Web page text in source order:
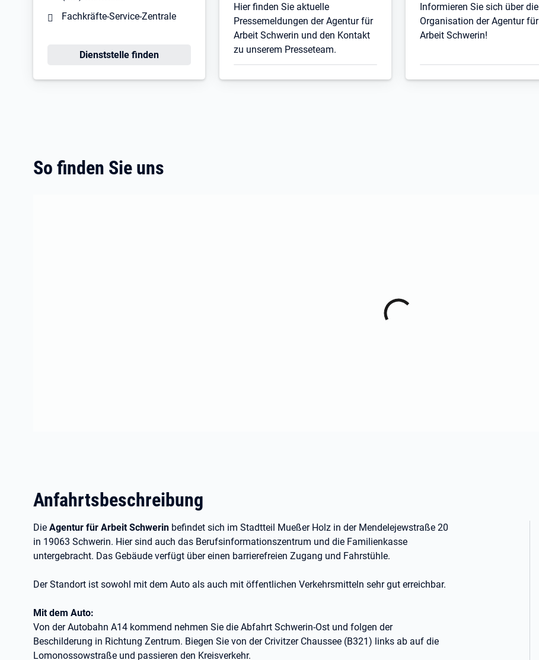
Fachkräfte-Service-Zentrale
Dienststelle finden
Hier finden Sie aktuelle
Pressemeldungen der Agentur für
Arbeit Schwerin und den Kontakt
zu unserem Presseteam.
Informieren Sie sich über die
Organisation der Agentur für
Arbeit Schwerin!
So finden Sie uns
Anfahrtsbeschreibung
Die Agentur für Arbeit Schwerin befindet sich im Stadtteil Mueßer Holz in der Mendelejewstraße 20
in 19063 Schwerin. Hier sind auch das Berufsinformationszentrum und die Familienkasse
untergebracht. Das Gebäude verfügt über einen barrierefreien Zugang und Fahrstühle.
Der Standort ist sowohl mit dem Auto als auch mit öffentlichen Verkehrsmitteln sehr gut erreichbar.
Mit dem Auto:
Von der Autobahn A14 kommend nehmen Sie die Abfahrt Schwerin-Ost und folgen der
Beschilderung in Richtung Zentrum. Biegen Sie von der Crivitzer Chaussee (B321) links ab auf die
Lomonossowstraße und passieren den Kreisverkehr.